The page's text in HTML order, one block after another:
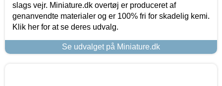
slags vejr. Miniature.dk overtøj er produceret af
genanvendte materialer og er 100% fri for skadelig kemi.
Klik her for at se deres udvalg.
Se udvalget på Miniature.dk